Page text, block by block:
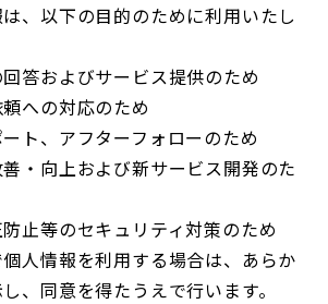
、以下の目的のために利用いたし
答およびサービス提供のため
への対応のため
ト、アフターフォローのため
・向上および新サービス開発のた
止等のセキュリティ対策のため
人情報を利用する場合は、あらか
、同意を得たうえで行います。